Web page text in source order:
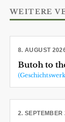
WEITERE
8. AUGUST
Butoh to
2.